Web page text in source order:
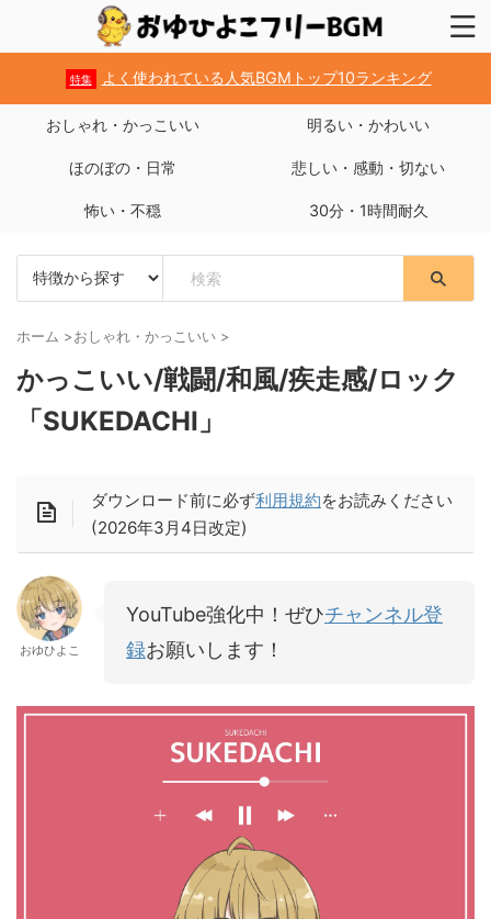
特集 よく使われている人気BGMトップ10ランキング
おしゃれ・かっこいい 明るい・かわいい
ほのぼの・日常 悲しい・感動・切ない
怖い・不穏 30分・1時間耐久
ホーム >おしゃれ・かっこいい >
かっこいい/戦闘/和風/疾走感/ロック
「SUKEDACHI」
ダウンロード前に必ず利用規約をお読みください
(2026年3月4日改定)
おゆひよこ
YouTube強化中！ぜひチャンネル登
録お願いします！